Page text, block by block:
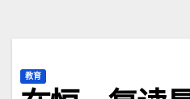
教育